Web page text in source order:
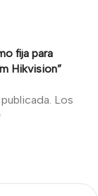
fija para
Hikvision”
Los